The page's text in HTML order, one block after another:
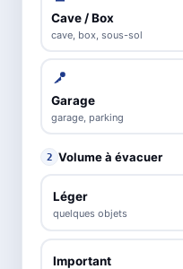
Cave / Box
cave, box, sous-sol
Garage
garage, parking
2 Volume à évacuer
Léger
quelques objets
Important